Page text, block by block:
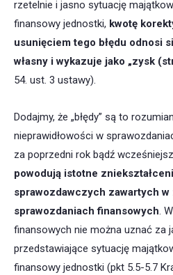
rzetelnie i jasno sytuację
finansowy jednostki, kwotę
usunięciem tego błędu odnosi
własny i wykazuje jako „zysk
54. ust. 3 ustawy).
Dodajmy, że „błędy” są to
nieprawidłowości w
za poprzedni rok bądź
powodują istotne
sprawozdawczych zawartych
sprawozdaniach finansowych.
finansowych nie można uznać za
przedstawiające sytuację
finansowy jednostki (pkt 5.5-5.7